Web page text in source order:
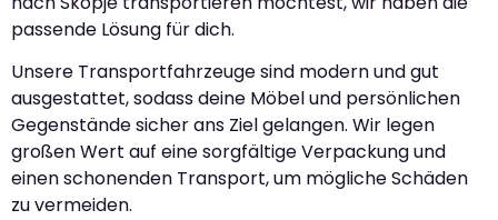
passende Lösung für dich.
Unsere Transportfahrzeuge sind modern und gut
ausgestattet, sodass deine Möbel und persönlichen
Gegenstände sicher ans Ziel gelangen. Wir legen
großen Wert auf eine sorgfältige Verpackung und
einen schonenden Transport, um mögliche Schäden
zu vermeiden.